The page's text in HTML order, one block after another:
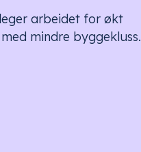
arbeidet for økt
mindre byggekluss.